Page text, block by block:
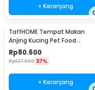
+ Keranjang
TaffHOME Tempat Makan
Anjing Kucing Pet Food
Dispenser - PET0640
Rp80.600
Rp127.900 37%
+ Keranjang